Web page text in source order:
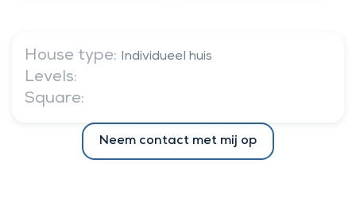
Neem contact met mij op
House type: Individueel huis
Levels:
Square: